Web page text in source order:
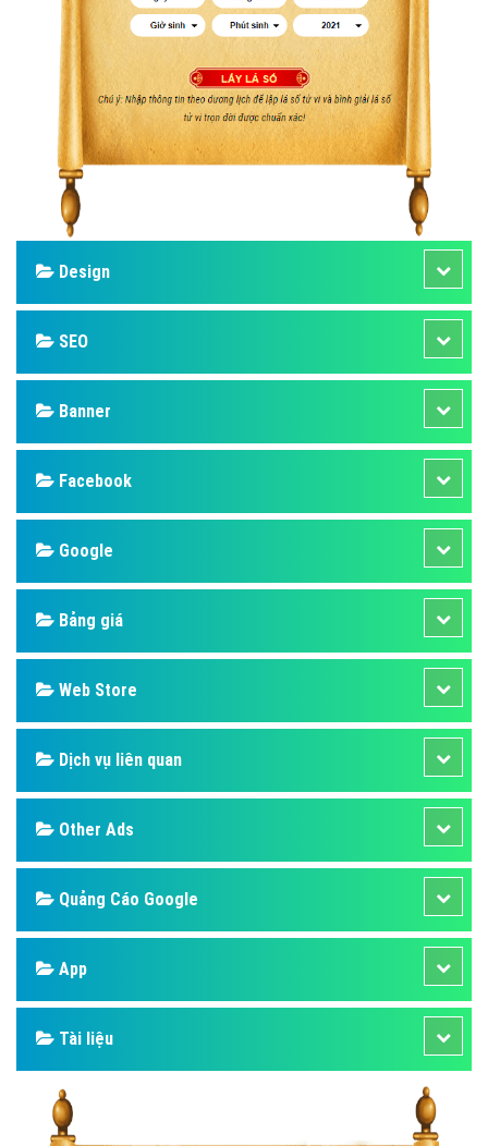
Design
SEO
Banner
Facebook
Google
Bảng giá
Web Store
Dịch vụ liên quan
Other Ads
Quảng Cáo Google
App
Tài liệu